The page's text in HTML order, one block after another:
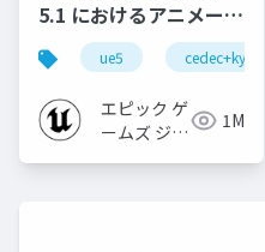
5.1 におけるアニメーシ
ョンの新機能について
【CEDEC+KYUSHU
2022】
ue5
エピック ゲ
ームズ ジャ
1M